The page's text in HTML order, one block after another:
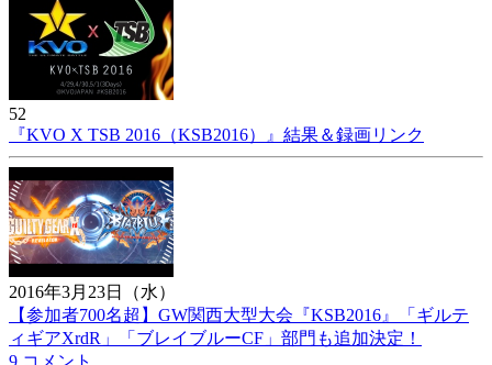
52
『KVO X TSB 2016（KSB2016）』結果＆録画リンク
2016年3月23日（水）
【参加者700名超】GW関西大型大会『KSB2016』「ギルテ
ィギアXrdR」「ブレイブルーCF」部門も追加決定！
9 コメント